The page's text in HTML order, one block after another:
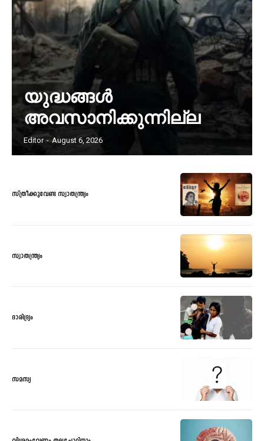
യുദ്ധങ്ങൾ
അവസാനിക്കുന്നില്ല
Editor - August 6, 2026
സ്ത്രീക്കുവേണ്ട സ്വാതന്ത്ര്യം
സ്വാതന്ത്ര്യം
ദാരിദ്ര്യം
സമസ്യ